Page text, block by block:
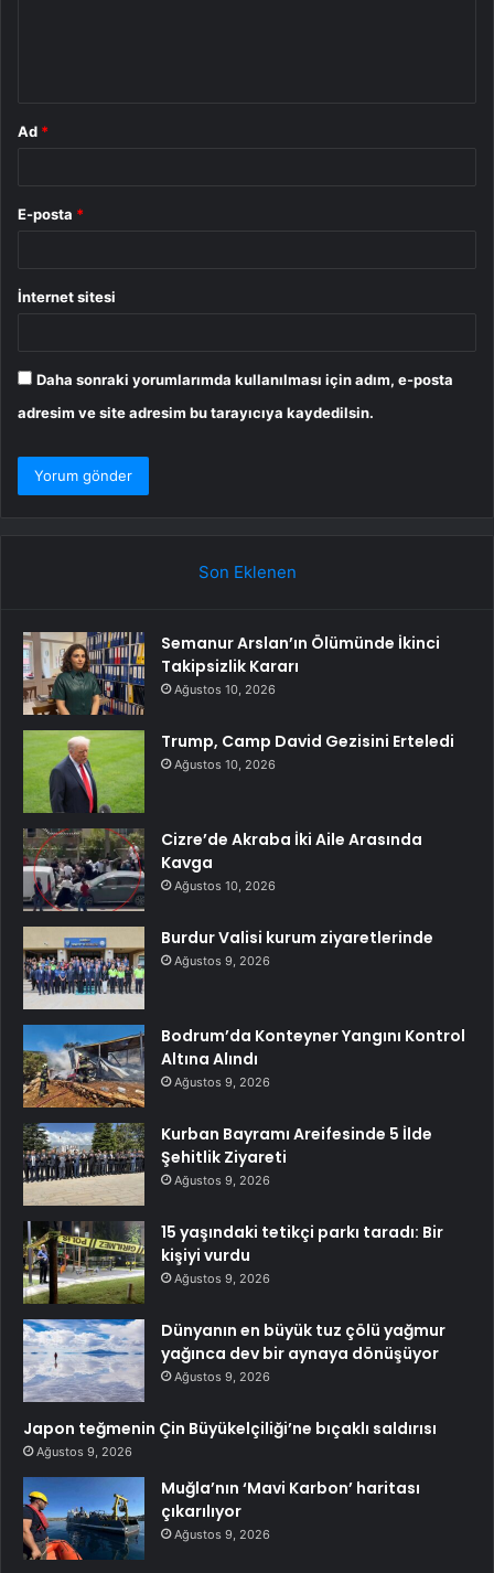
Ad *
E-posta *
İnternet sitesi
Daha sonraki yorumlarımda kullanılması için adım, e-posta
adresim ve site adresim bu tarayıcıya kaydedilsin.
Son Eklenen
Semanur Arslan’ın Ölümünde İkinci
Takipsizlik Kararı
Ağustos 10, 2026
Trump, Camp David Gezisini Erteledi
Ağustos 10, 2026
Cizre’de Akraba İki Aile Arasında
Kavga
Ağustos 10, 2026
Burdur Valisi kurum ziyaretlerinde
Ağustos 9, 2026
Bodrum’da Konteyner Yangını Kontrol
Altına Alındı
Ağustos 9, 2026
Kurban Bayramı Areifesinde 5 İlde
Şehitlik Ziyareti
Ağustos 9, 2026
15 yaşındaki tetikçi parkı taradı: Bir
kişiyi vurdu
Ağustos 9, 2026
Dünyanın en büyük tuz çölü yağmur
yağınca dev bir aynaya dönüşüyor
Ağustos 9, 2026
Japon teğmenin Çin Büyükelçiliği’ne bıçaklı saldırısı
Ağustos 9, 2026
Muğla’nın ‘Mavi Karbon’ haritası
çıkarılıyor
Ağustos 9, 2026